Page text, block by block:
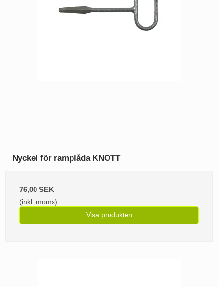
Nyckel för ramplåda KNOTT
76,00 SEK
(inkl. moms)
Visa produkten